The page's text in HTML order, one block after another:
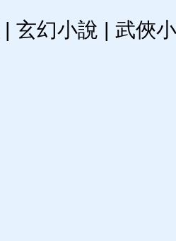
| 玄幻小說 | 武俠